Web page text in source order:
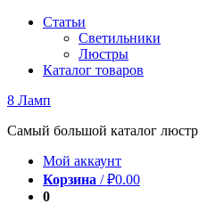
Перейти
содержимому
Статьи
Светильники
Люстры
Каталог товаров
8 Ламп
Самый большой каталог люстр
Мой аккаунт
Корзина /₽0.00
0